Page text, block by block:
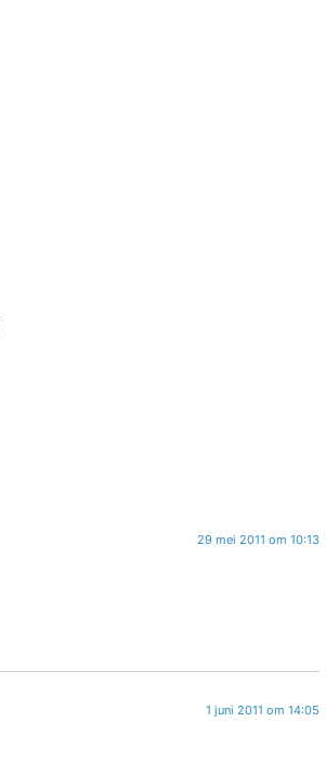
29 mei 2011 om 10:13
1 juni 2011 om 14:05